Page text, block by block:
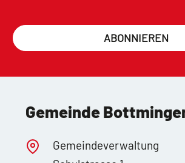
ABONNIEREN
Gemeinde
Gemeindeverwaltung